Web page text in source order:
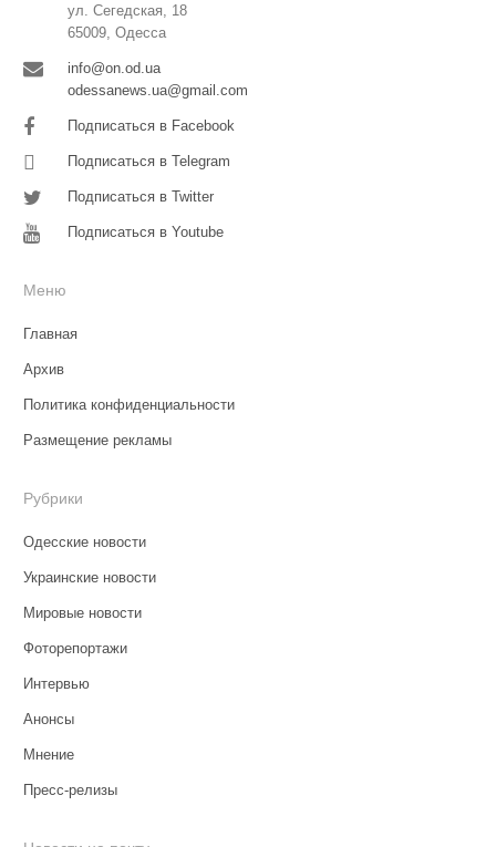
ул. Сегедская, 18
65009, Одесса
info@on.od.ua
odessanews.ua@gmail.com
Подписаться в Facebook
Подписаться в Telegram
Подписаться в Twitter
Подписаться в Youtube
Меню
Главная
Архив
Политика конфиденциальности
Размещение рекламы
Рубрики
Одесские новости
Украинские новости
Мировые новости
Фоторепортажи
Интервью
Анонсы
Мнение
Пресс-релизы